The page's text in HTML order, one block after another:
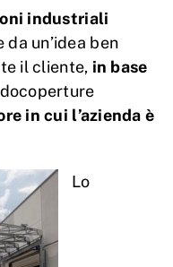
industriali
un’idea ben
il cliente, in base
in cui l’azienda è
Lo